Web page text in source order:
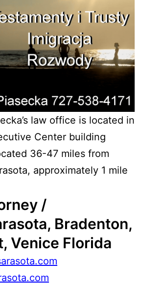
law office is located in
Center building
36-47 miles from
approximately 1 mile
/
Bradenton,
Venice Florida